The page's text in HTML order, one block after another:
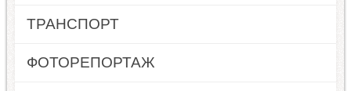
ТРАНСПОРТ
ФОТОРЕПОРТАЖ